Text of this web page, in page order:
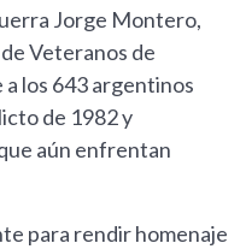
Jorge Montero,
Veteranos de
los 643 argentinos
de 1982 y
aún enfrentan
para rendir homenaje